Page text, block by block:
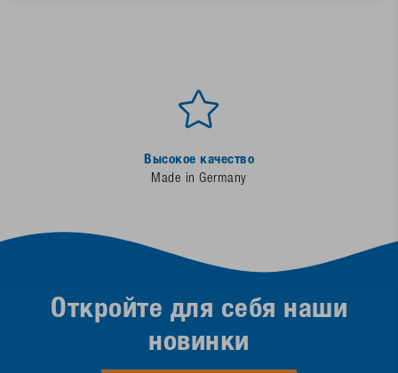
Высокое качество
Made in Germany
Откройте для себя наши
новинки